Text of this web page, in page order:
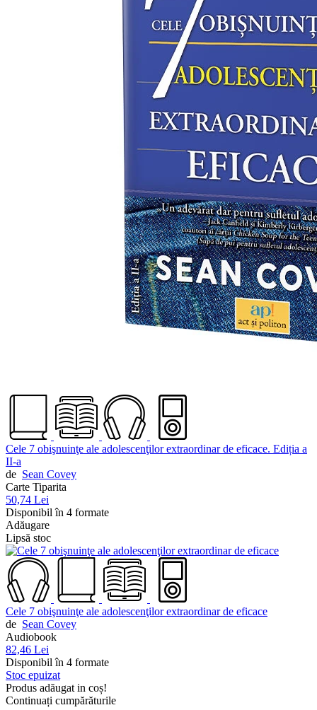
Cele 7 obişnuinţe ale adolescenţilor extraordinar de eficace. Ediția a
II-a
de Sean Covey
Carte Tiparita
50,74 Lei
Disponibil în 4 formate
Adăugare
Lipsă stoc
Cele 7 obişnuinţe ale adolescenţilor extraordinar de eficace
de Sean Covey
Audiobook
82,46 Lei
Disponibil în 4 formate
Stoc epuizat
Produs adăugat in coș!
Continuați cumpărăturile